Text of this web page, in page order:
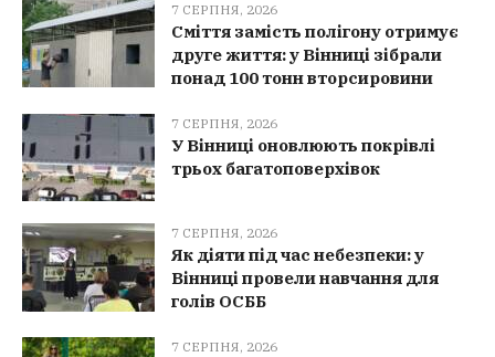
7 СЕРПНЯ, 2026
Сміття замість полігону отримує
друге життя: у Вінниці зібрали
понад 100 тонн вторсировини
7 СЕРПНЯ, 2026
У Вінниці оновлюють покрівлі
трьох багатоповерхівок
7 СЕРПНЯ, 2026
Як діяти під час небезпеки: у
Вінниці провели навчання для
голів ОСББ
7 СЕРПНЯ, 2026